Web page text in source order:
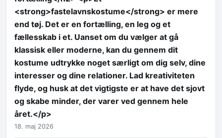
<strong>fastelavnskostume</strong> er mere
end tøj. Det er en fortælling, en leg og et
fællesskab i et. Uanset om du vælger at gå
klassisk eller moderne, kan du gennem dit
kostume udtrykke noget særligt om dig selv, dine
interesser og dine relationer. Lad kreativiteten
flyde, og husk at det vigtigste er at have det sjovt
og skabe minder, der varer ved gennem hele
året.</p>
18. maj 2026